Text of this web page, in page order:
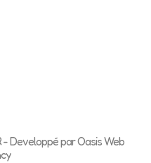
- Developpé par Oasis Web